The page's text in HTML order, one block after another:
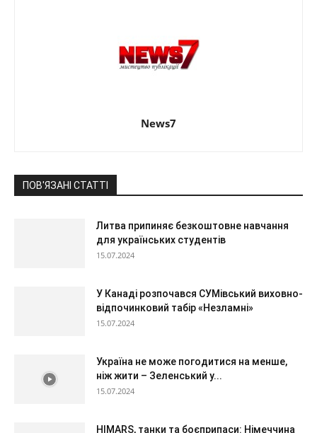
News7
ПОВ'ЯЗАНІ СТАТТІ
Литва припиняє безкоштовне навчання
для українських студентів
15.07.2024
У Канаді розпочався СУМівський виховно-
відпочинковий табір «Незламні»
15.07.2024
Україна не може погодитися на менше,
ніж жити – Зеленський у...
15.07.2024
HIMARS, танки та боєприпаси: Німеччина